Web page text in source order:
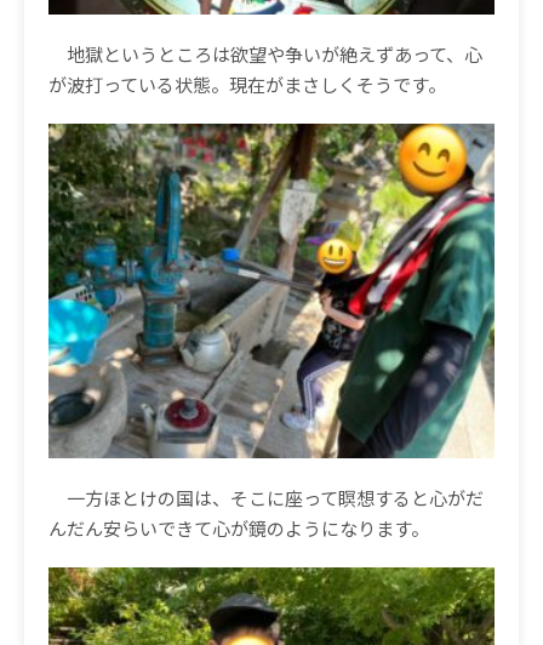
地獄というところは欲望や争いが絶えずあって、心
が波打っている状態。現在がまさしくそうです。
一方ほとけの国は、そこに座って瞑想すると心がだ
んだん安らいできて心が鏡のようになります。